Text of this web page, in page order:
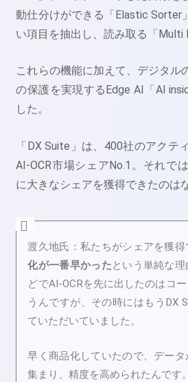
動仕分けができる「Elastic Sorter
い項目を抽出し、読み取る「Multi
これらの機能に加えて、デジタル
の保護を実現するEdge AI「AI
した。
「DX Suite」は、400社のアクテ
AI-OCR市場シェアNo.1。それで
に大きなシェアを獲得できたのは
渡久地氏：私たちがシェアを獲
化が一番早かったという単純な
どでAI-OCRを先に出したのはコ
うんですが、その時にはもうDX
ていただいていました。
早く商品化していたので、デー
集まり、精度を高められたんです。